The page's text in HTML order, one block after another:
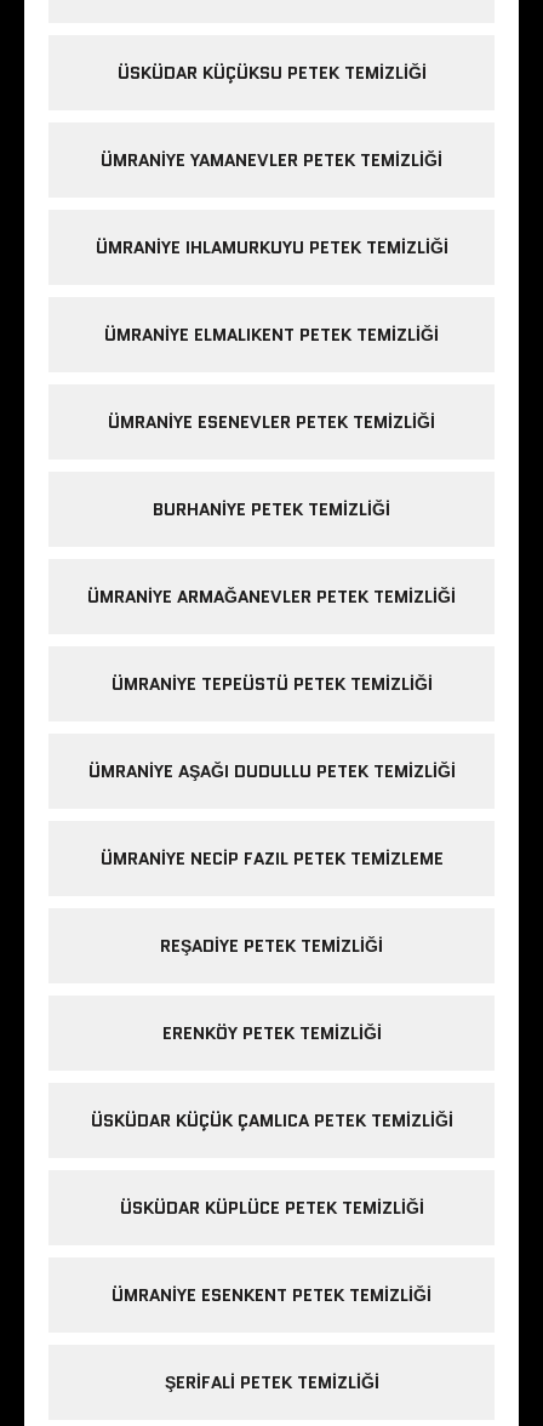
ÜSKÜDAR KÜÇÜKSU PETEK TEMIZLIĞI
ÜMRANIYE YAMANEVLER PETEK TEMIZLIĞI
ÜMRANIYE IHLAMURKUYU PETEK TEMIZLIĞI
ÜMRANIYE ELMALIKENT PETEK TEMIZLIĞI
ÜMRANIYE ESENEVLER PETEK TEMIZLIĞI
BURHANIYE PETEK TEMIZLIĞI
ÜMRANIYE ARMAĞANEVLER PETEK TEMIZLIĞI
ÜMRANIYE TEPEÜSTÜ PETEK TEMIZLIĞI
ÜMRANIYE AŞAĞI DUDULLU PETEK TEMIZLIĞI
ÜMRANIYE NECIP FAZIL PETEK TEMIZLEME
REŞADIYE PETEK TEMIZLIĞI
ERENKÖY PETEK TEMIZLIĞI
ÜSKÜDAR KÜÇÜK ÇAMLICA PETEK TEMIZLIĞI
ÜSKÜDAR KÜPLÜCE PETEK TEMIZLIĞI
ÜMRANIYE ESENKENT PETEK TEMIZLIĞI
ŞERIFALI PETEK TEMIZLIĞI